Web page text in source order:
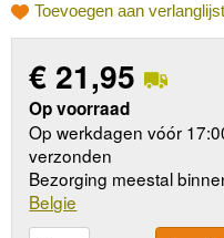
Toevoegen aan
€ 21,95
Op voorraad
Op werkdagen vóór
verzonden
Bezorging meestal
Belgie